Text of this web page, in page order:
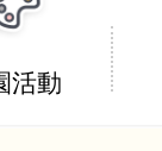
活動